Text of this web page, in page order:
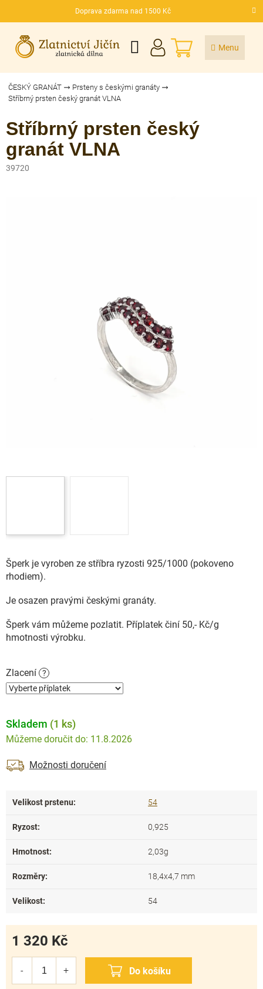
Doprava zdarma nad 1500 Kč
CZK
NÁKUPNÍ
KOŠÍK
ČESKÝ GRANÁT
Prsteny s českými granáty
Stříbrný prsten český granát VLNA
Stříbrný prsten český
granát VLNA
39720
Zlacení ?
Šperk je vyroben ze stříbra ryzosti 925/1000 (pokoveno
rhodiem).
Je osazen pravými českými granáty.
Šperk vám můžeme pozlatit. Příplatek činí 50,- Kč/g
hmotnosti výrobku.
Skladem (1 ks)
11.8.2026
Možnosti doručení
1 320 Kč
Velikost prstenu: 54
Ryzost: 0,925
Hmotnost: 2,03g
Rozměry: 18,4x4,7 mm
Velikost: 54